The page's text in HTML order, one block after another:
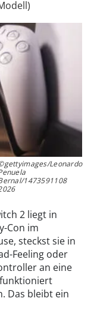
Leonardo
1473591108
2 liegt in
Con im
steckst sie in
Feeling oder
an eine
Das bleibt ein